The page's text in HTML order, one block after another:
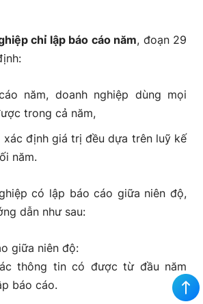
chỉ lập báo cáo năm, đoạn 29
năm, doanh nghiệp dùng mọi
trong cả năm,
xác định giá trị đều dựa trên luỹ kế
năm.
có lập báo cáo giữa niên độ,
dẫn như sau:
giữa niên độ:
thông tin có được từ đầu năm
báo cáo.